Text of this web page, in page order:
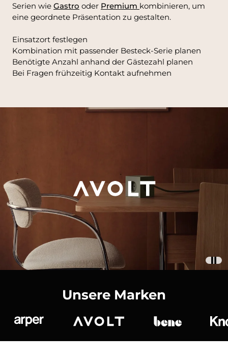
Serien wie Gastro oder Premium kombinieren, um
eine geordnete Präsentation zu gestalten.
Einsatzort festlegen
Kombination mit passender Besteck-Serie planen
Benötigte Anzahl anhand der Gästezahl planen
Bei Fragen frühzeitig Kontakt aufnehmen
Unsere Marken